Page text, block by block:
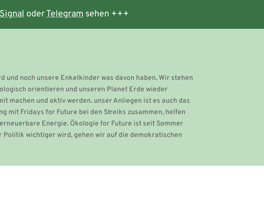
oderTelegramsehen +++
noch unsere Enkelkinder was davon haben. Wir stehen
orientieren und unseren Planet Erde wieder
machen und aktiv werden. unser Anliegen ist es auch das
mit Fridays for Future bei den Streiks zusammen, helfen
Energie. Ökologie for Future ist seit Sommer
wichtiger wird, gehen wir auf die demokratischen